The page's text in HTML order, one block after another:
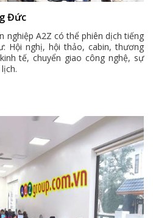
Đức
nghiệp A2Z có thể phiên dịch tiếng
Hội nghị, hội thảo, cabin, thương
tế, chuyển giao công nghệ, sự